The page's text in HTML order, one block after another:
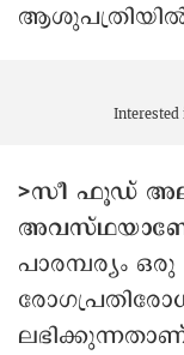
Interested
>സീ ഫൂഡ്
പാരമ്പര്യം